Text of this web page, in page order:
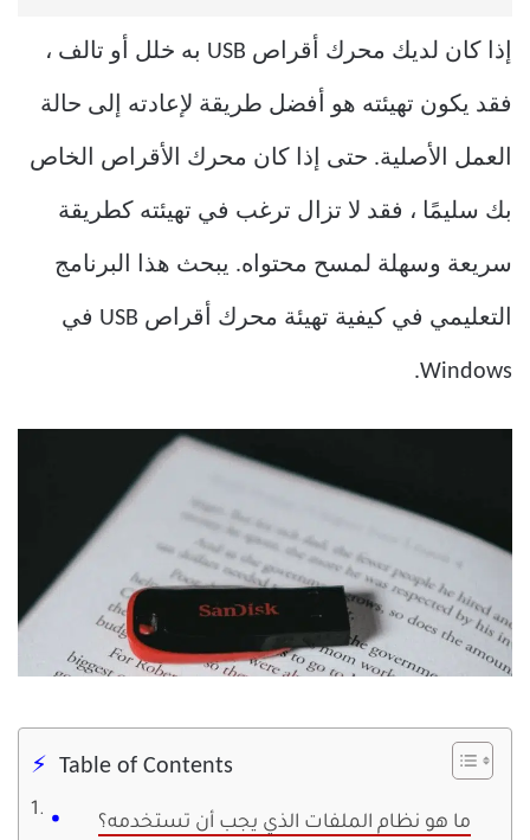
إذا كان لديك محرك أقراص USB به خلل أو تالف ،
فقد يكون تهيئته هو أفضل طريقة لإعادته إلى حالة
العمل الأصلية. حتى إذا كان محرك الأقراص الخاص
بك سليمًا ، فقد لا تزال ترغب في تهيئته كطريقة
سريعة وسهلة لمسح محتواه. يبحث هذا البرنامج
التعليمي في كيفية تهيئة محرك أقراص USB في
Windows.
Table of Contents
ما هو نظام الملفات الذي يجب أن تستخدمه؟